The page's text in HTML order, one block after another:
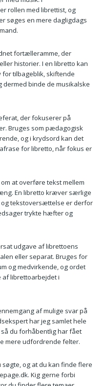
rollen med librettist, og
søges en mere dagligdags
fortælleramme, der
historier. I en libretto kan
tilbageblik, skiftende
binde de musikalske
der fokuserer på
Bruges som pædagogisk
og i krydsord kan det
for libretto, når fokus er
at overføre tekst mellem
En libretto kræver særlige
tekstoversættelse er derfor
trykte hæfter og
udgave af librettoens
eller separat. Bruges for
og medvirkende, og ordet
librettoarbejdet i
af mulige svar på
har jeg samlet hele
så du forhåbentlig har fået
mere udfordrende felter.
og at du kan finde flere
Kig gerne forbi